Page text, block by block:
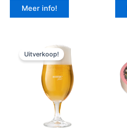
Meer info!
Uitverkoop!